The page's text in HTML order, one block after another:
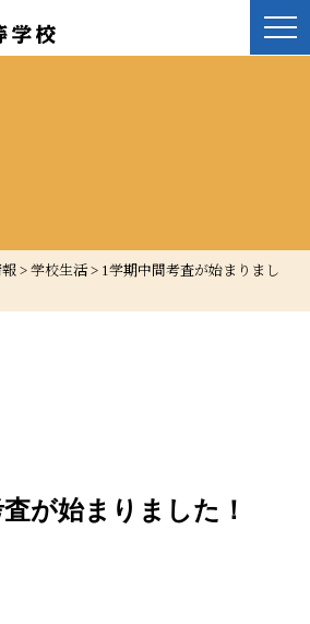
> 学校生活> 1学期中間考査が始まりまし
が始まりました！